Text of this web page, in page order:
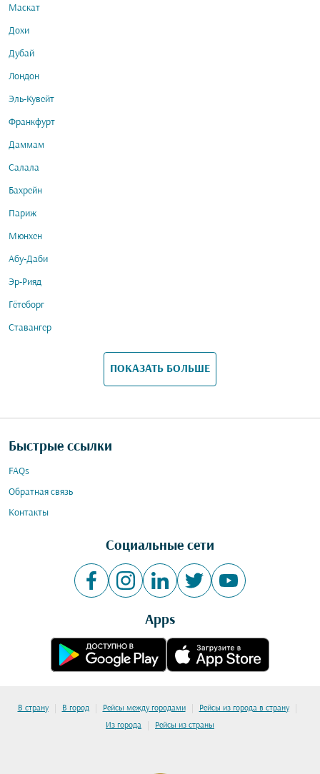
Маскат
Дохи
Дубай
Лондон
Эль-Кувейт
Франкфурт
Даммам
Салала
Бахрейн
Париж
Мюнхен
Абу-Даби
Эр-Рияд
Гётеборг
Ставангер
ПОКАЗАТЬ БОЛЬШЕ
Быстрые ссылки
FAQs
Обратная связь
Контакты
Социальные сети
Apps
В страну | В город | Рейсы между городами | Рейсы из города в страну |
Из города | Рейсы из страны